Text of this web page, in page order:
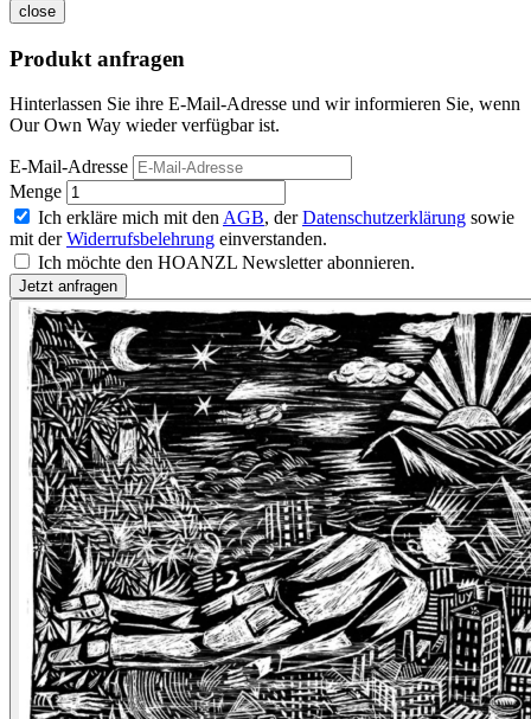
close
Produkt anfragen
Hinterlassen Sie ihre E-Mail-Adresse und wir informieren Sie, wenn
Our Own Way wieder verfügbar ist.
E-Mail-Adresse
Menge
Ich erkläre mich mit den AGB, derDatenschutzerklärung sowie
mit derWiderrufsbelehrung einverstanden.
Ich möchte den HOANZL Newsletter abonnieren.